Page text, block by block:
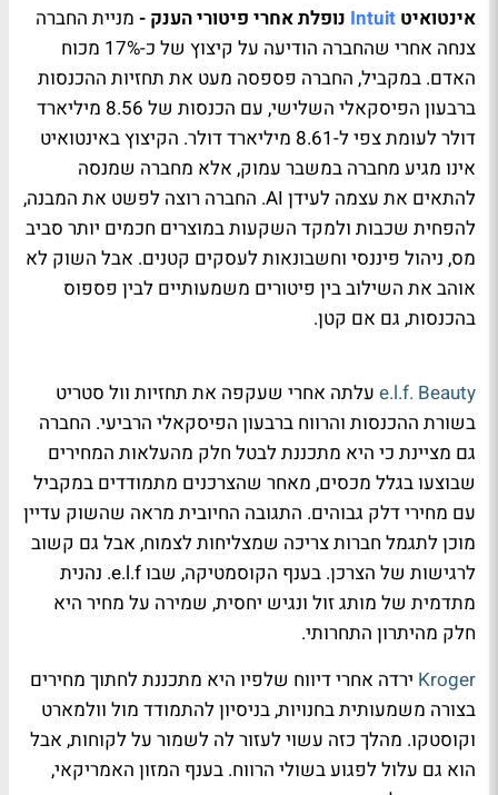
אינטואיט Intuit נופלת אחרי פיטורי הענק - מניית החברה
צנחה אחרי שהחברה הודיעה על קיצוץ של כ-17% מכוח
האדם. במקביל, החברה פספסה מעט את תחזיות ההכנסות
ברבעון הפיסקאלי השלישי, עם הכנסות של 8.56 מיליארד
דולר לעומת צפי ל-8.61 מיליארד דולר. הקיצוץ באינטואיט
אינו מגיע מחברה במשבר עמוק, אלא מחברה שמנסה
להתאים את עצמה לעידן AI. החברה רוצה לפשט את המבנה,
להפחית שכבות ולמקד השקעות במוצרים חכמים יותר סביב
מס, ניהול פיננסי וחשבונאות לעסקים קטנים. אבל השוק לא
אוהב את השילוב בין פיטורים משמעותיים לבין פספוס
בהכנסות, גם אם קטן.
e.l.f. Beauty עלתה אחרי שעקפה את תחזיות וול סטריט
בשורת ההכנסות והרווח ברבעון הפיסקאלי הרביעי. החברה
גם מציינת כי היא מתכננת לבטל חלק מהעלאות המחירים
שבוצעו בגלל מכסים, מאחר שהצרכנים מתמודדים במקביל
עם מחירי דלק גבוהים. התגובה החיובית מראה שהשוק עדיין
מוכן לתגמל חברות צריכה שמצליחות לצמוח, אבל גם קשוב
לרגישות של הצרכן. בענף הקוסמטיקה, שבו e.l.f. נהנית
מתדמית של מותג זול ונגיש יחסית, שמירה על מחיר היא
חלק מהיתרון התחרותי.
Kroger ירדה אחרי דיווח שלפיו היא מתכננת לחתוך מחירים
בצורה משמעותית בחנויות, בניסיון להתמודד מול וולמארט
וקוסטקו. מהלך כזה עשוי לעזור לה לשמור על לקוחות, אבל
הוא גם עלול לפגוע בשולי הרווח. בענף המזון האמריקאי,